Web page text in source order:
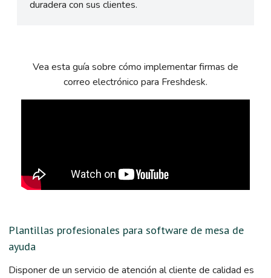
duradera con sus clientes.
Vea esta guía sobre cómo implementar firmas de
correo electrónico para Freshdesk.
Plantillas profesionales para software de mesa de
ayuda
Disponer de un servicio de atención al cliente de calidad es